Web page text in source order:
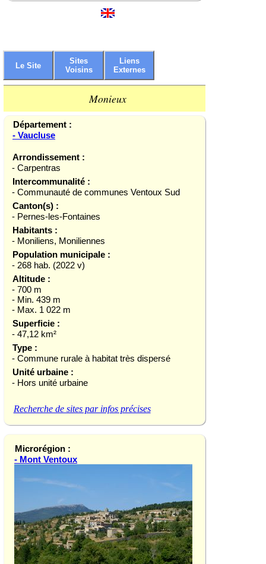
Le Site
Sites
Voisins
Liens
Externes
Monieux
Département :
- Vaucluse
Arrondissement :
- Carpentras
Intercommunalité :
- Communauté de communes Ventoux Sud
Canton(s) :
- Pernes-les-Fontaines
Habitants :
- Moniliens, Moniliennes
Population municipale :
- 268 hab. (2022 v)
Altitude :
- 700 m
- Min. 439 m
- Max. 1 022 m
Superficie :
- 47,12 km²
Type :
- Commune rurale à habitat très dispersé
Unité urbaine :
- Hors unité urbaine
Recherche de sites par infos précises
Microrégion :
- Mont Ventoux